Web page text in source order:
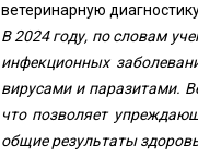
ветеринарную
В 2024 году, по словам
инфекционных
вирусами и паразитами.
что позволяет
общие результаты